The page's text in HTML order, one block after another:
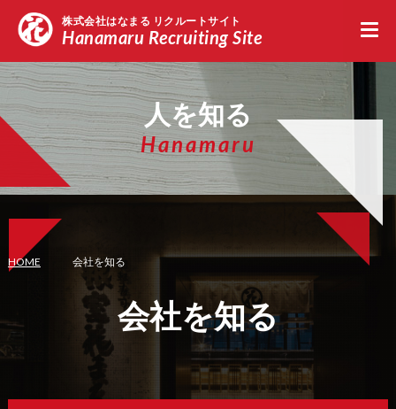
株式会社はなまる リクルートサイト
Hanamaru Recruiting Site
新卒採用エントリー 中途採用エントリー 留学
人を知る
Hanamaru
HOME 会社を知る
会社を知る